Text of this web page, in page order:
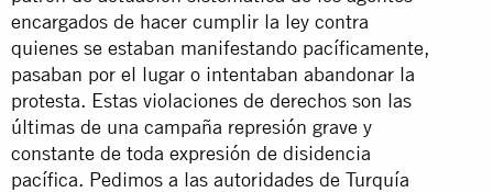
encargados de hacer cumplir la ley contra
quienes se estaban manifestando pacíficamente,
pasaban por el lugar o intentaban abandonar la
protesta. Estas violaciones de derechos son las
últimas de una campaña represión grave y
constante de toda expresión de disidencia
pacífica. Pedimos a las autoridades de Turquía